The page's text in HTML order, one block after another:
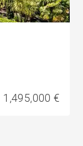
1,495,000 €